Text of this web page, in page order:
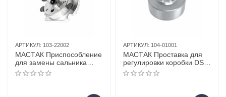
АРТИКУЛ: 103-22002
МАСТАК Приспособление
для замены сальника
коленвала дизельных
двигателей VAG
АРТИКУЛ: 104-01001
МАСТАК Проставка для
регулировки коробки DSG
VAG